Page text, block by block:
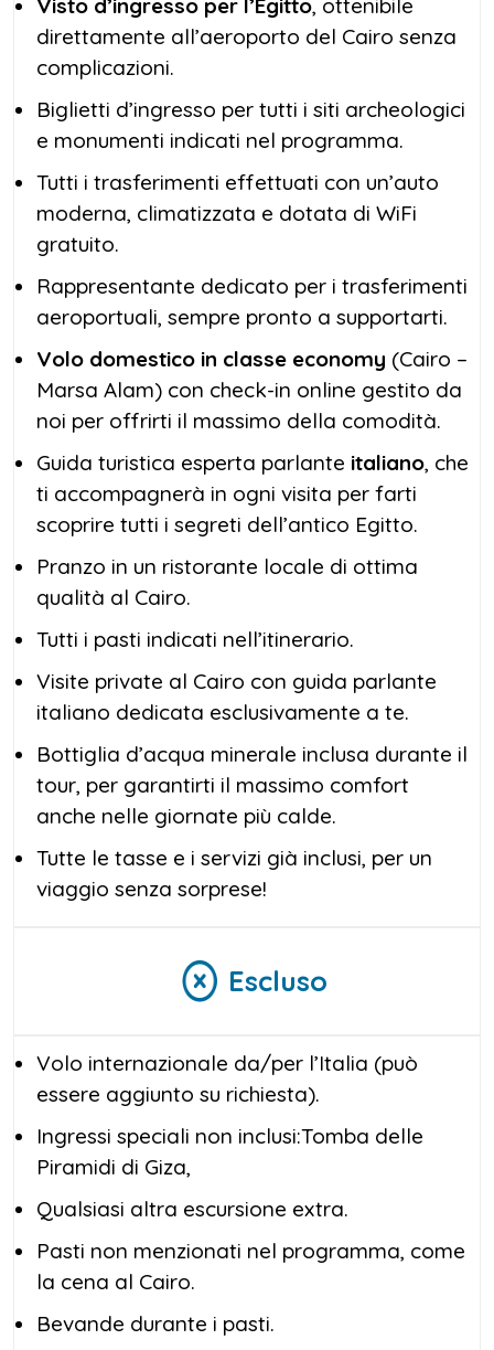
direttamente all’aeroporto del Cairo senza
complicazioni.
Biglietti d’ingresso per tutti i siti archeologici
e monumenti indicati nel programma.
Tutti i trasferimenti effettuati con un’auto
moderna, climatizzata e dotata di WiFi
gratuito.
Rappresentante dedicato per i trasferimenti
aeroportuali, sempre pronto a supportarti.
Volo domestico in classe economy (Cairo –
Marsa Alam) con check-in online gestito da
noi per offrirti il massimo della comodità.
Guida turistica esperta parlante italiano, che
ti accompagnerà in ogni visita per farti
scoprire tutti i segreti dell’antico Egitto.
Pranzo in un ristorante locale di ottima
qualità al Cairo.
Tutti i pasti indicati nell’itinerario.
Visite private al Cairo con guida parlante
italiano dedicata esclusivamente a te.
Bottiglia d’acqua minerale inclusa durante il
tour, per garantirti il massimo comfort
anche nelle giornate più calde.
Tutte le tasse e i servizi già inclusi, per un
viaggio senza sorprese!
Escluso
Volo internazionale da/per l’Italia (può
essere aggiunto su richiesta).
Ingressi speciali non inclusi:Tomba delle
Piramidi di Giza,
Qualsiasi altra escursione extra.
Pasti non menzionati nel programma, come
la cena al Cairo.
Bevande durante i pasti.